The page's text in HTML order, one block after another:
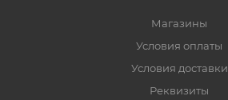
Магазины
Условия оплаты
Условия доставки
Реквизиты